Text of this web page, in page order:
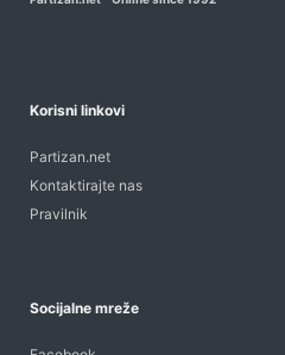
Korisni linkovi
Partizan.net
Kontaktirajte nas
Pravilnik
Socijalne mreže